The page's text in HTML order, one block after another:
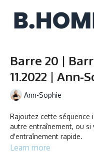
Barre 20 |
11.2022 | Ann-
Ann-Sophie
Rajoutez cette séquence
autre entraînement, ou si
d'entraînement rapide.
Learn more